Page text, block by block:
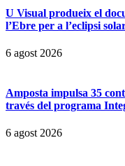
U Visual produeix el
l’Ebre per a l’eclipsi
6 agost 2026
Amposta impulsa 35
través del programa
6 agost 2026